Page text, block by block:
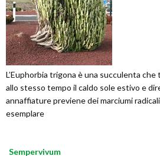
L’Euphorbia trigona è una succulenta
allo stesso tempo il caldo sole estivo e
annaffiature previene dei marciumi
esemplare
Sempervivum